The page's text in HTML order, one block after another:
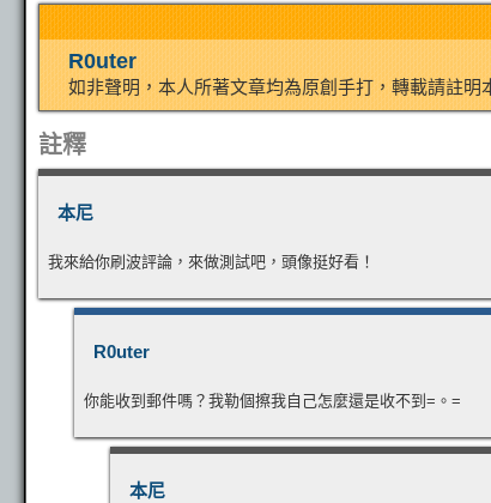
t
R0uter
如非聲明，本人所著文章均為原創手打，轉載請註明
註釋
本尼
我來給你刷波評論，來做測試吧，頭像挺好看！
R0uter
你能收到郵件嗎？我勒個擦我自己怎麼還是收不到=。=
本尼